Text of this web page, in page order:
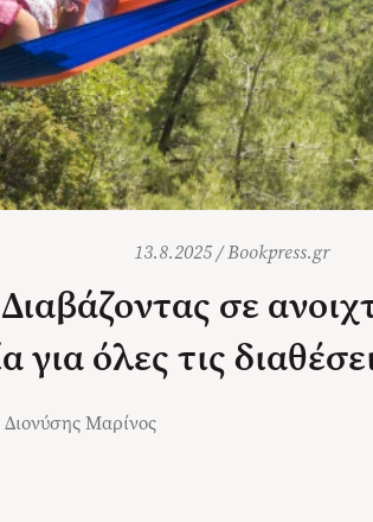
13.8.2025/Bookpress.gr
σε
για όλες τις
Μαρίνος